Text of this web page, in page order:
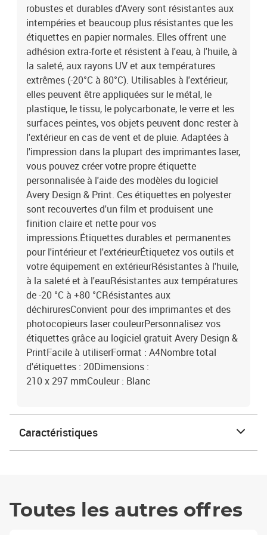
robustes et durables d'Avery sont résistantes aux
intempéries et beaucoup plus résistantes que les
étiquettes en papier normales. Elles offrent une
adhésion extra-forte et résistent à l'eau, à l'huile, à
la saleté, aux rayons UV et aux températures
extrêmes (-20°C à 80°C). Utilisables à l'extérieur,
elles peuvent être appliquées sur le métal, le
plastique, le tissu, le polycarbonate, le verre et les
surfaces peintes, vos objets peuvent donc rester à
l'extérieur en cas de vent et de pluie. Adaptées à
l'impression dans la plupart des imprimantes laser,
vous pouvez créer votre propre étiquette
personnalisée à l'aide des modèles du logiciel
Avery Design & Print. Ces étiquettes en polyester
sont recouvertes d'un film et produisent une
finition claire et nette pour vos
impressions.Étiquettes durables et permanentes
pour l'intérieur et l'extérieurÉtiquetez vos outils et
votre équipement en extérieurRésistantes à l'huile,
à la saleté et à l'eauRésistantes aux températures
de -20 °C à +80 °CRésistantes aux
déchiruresConvient pour des imprimantes et des
photocopieurs laser couleurPersonnalisez vos
étiquettes grâce au logiciel gratuit Avery Design &
PrintFacile à utiliserFormat : A4Nombre total
d'étiquettes : 20Dimensions :
210 x 297 mmCouleur : Blanc
Caractéristiques
Toutes les autres offres